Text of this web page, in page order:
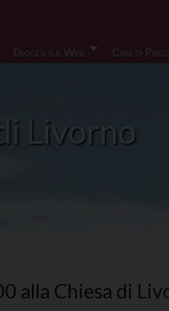
Diocesi sul Web Case di
Livorno
alla Chiesa di